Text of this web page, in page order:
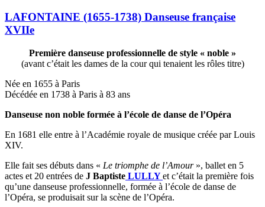
LAFONTAINE (1655-1738) Danseuse française
XVIIe
Première danseuse professionnelle de style « noble »
(avant c’était les dames de la cour qui tenaient les rôles titre)
Née en 1655 à Paris
Décédée en 1738 à Paris à 83 ans
Danseuse non noble formée à l’école de danse de l’Opéra
En 1681 elle entre à l’Académie royale de musique créée par Louis
XIV.
Elle fait ses débuts dans « Le triomphe de l’Amour», ballet en 5
actes et 20 entrées de J Baptiste LULLYet c’était la première fois
qu’une danseuse professionnelle, formée à l’école de danse de
l’Opéra, se produisait sur la scène de l’Opéra.